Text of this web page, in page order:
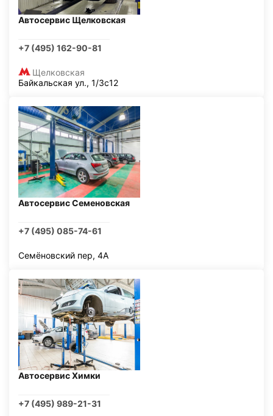
Автосервис Щелковская
+7 (495) 162-90-81
Щелковская
Байкальская ул., 1/3с12
Автосервис Семеновская
+7 (495) 085-74-61
Семёновский пер, 4А
Автосервис Химки
+7 (495) 989-21-31